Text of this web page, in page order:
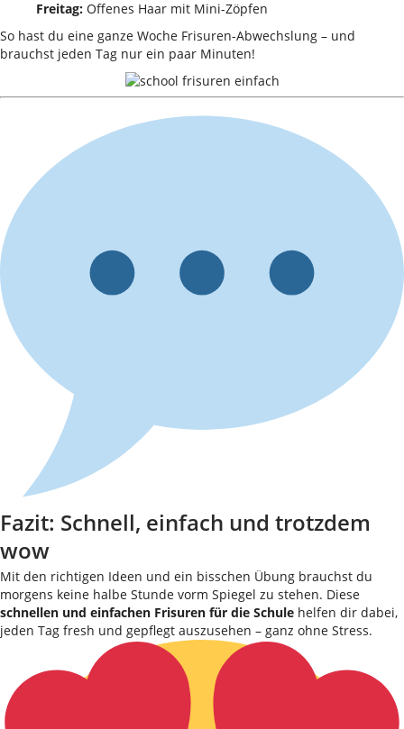
Freitag: Offenes Haar mit Mini-Zöpfen
So hast du eine ganze Woche Frisuren-Abwechslung – und
brauchst jeden Tag nur ein paar Minuten!
Fazit: Schnell, einfach und trotzdem
wow
Mit den richtigen Ideen und ein bisschen Übung brauchst du
morgens keine halbe Stunde vorm Spiegel zu stehen. Diese
schnellen und einfachen Frisuren für die Schule helfen dir dabei,
jeden Tag fresh und gepflegt auszusehen – ganz ohne Stress.